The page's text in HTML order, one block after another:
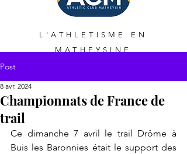
L'ATHLETISME EN
MATHEYSINE
Post
Championnats de France de
trail
8 avr. 2024
Ce dimanche 7 avril le trail Drôme à
Buis les Baronnies était le support des